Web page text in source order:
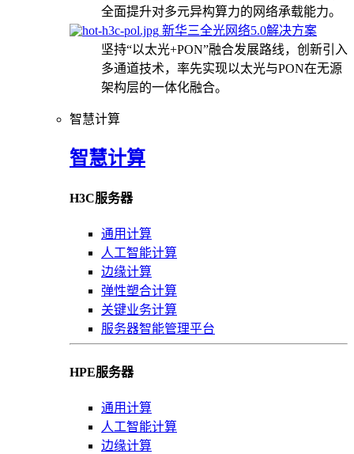
全面提升对多元异构算力的网络承载能力。
新华三全光网络5.0解决方案
坚持“以太光+PON”融合发展路线，创新引入
多通道技术，率先实现以太光与PON在无源
架构层的一体化融合。
智慧计算
智慧计算
H3C服务器
通用计算
人工智能计算
边缘计算
弹性塑合计算
关键业务计算
服务器智能管理平台
HPE服务器
通用计算
人工智能计算
边缘计算